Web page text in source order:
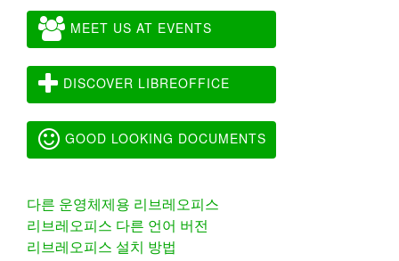
MEET US AT EVENTS
DISCOVER LIBREOFFICE
GOOD LOOKING DOCUMENTS
다른 운영체제용 리브레오피스
리브레오피스 다른 언어 버전
리브레오피스 설치 방법